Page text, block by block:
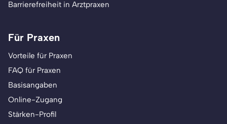
Barrierefreiheit in Arztpraxen
Für Praxen
Vorteile für Praxen
FAQ für Praxen
Basisangaben
Online-Zugang
Stärken-Profil